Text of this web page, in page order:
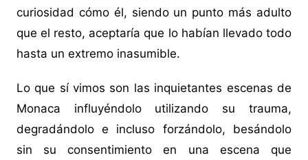
curiosidad cómo él, siendo un punto más adulto
que el resto, aceptaría que lo habían llevado todo
hasta un extremo inasumible.
Lo que sí vimos son las inquietantes escenas de
Monaca influyéndolo utilizando su trauma,
degradándolo e incluso forzándolo, besándolo
sin su consentimiento en una escena que